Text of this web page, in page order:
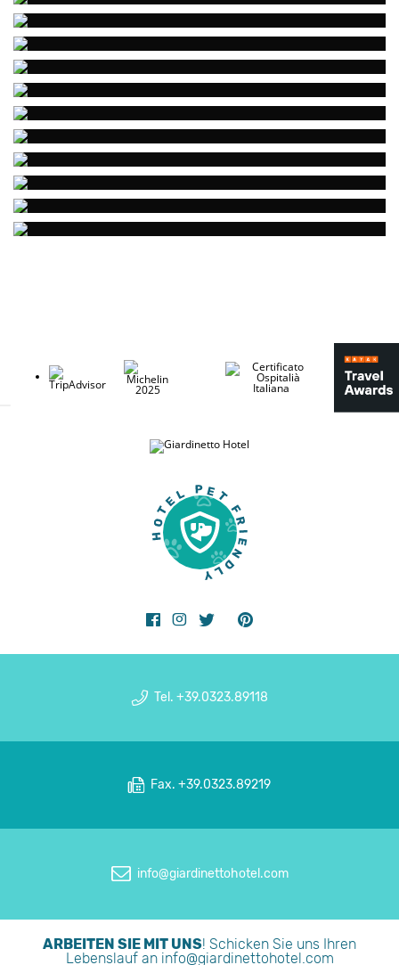
Tel. +39.0323.89118
Fax. +39.0323.89219
info@giardinettohotel.com
ARBEITEN SIE MIT UNS! Schicken Sie uns Ihren
Lebenslauf an info@giardinettohotel.com